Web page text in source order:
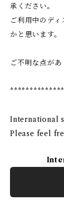
承ください。
ご利用中のデ
かと思います。
ご不明な点があ
International
Please feel